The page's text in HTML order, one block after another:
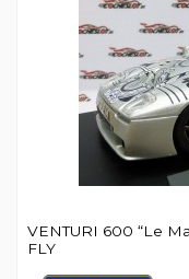
VENTURI 600 “Le
FLY